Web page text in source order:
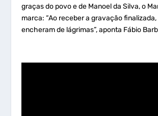
graças do povo e de Manoel da Silva, o
marca: “Ao receber a gravação
encheram de lágrimas”, aponta Fábio